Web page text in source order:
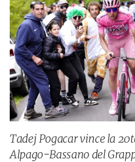
Tadej Pogacar vince la
Alpago-Bassano del